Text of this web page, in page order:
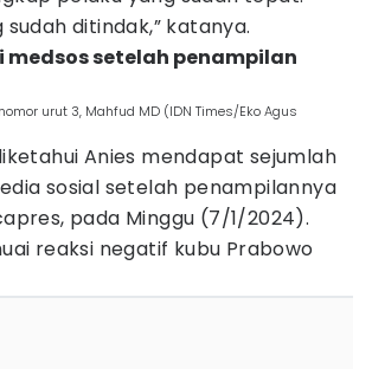
sudah ditindak,” katanya.
medsos setelah penampilan
urut 3, Mahfud MD (IDN Times/Eko Agus
Anies mendapat sejumlah
sosial setelah penampilannya
pada Minggu (7/1/2024).
reaksi negatif kubu Prabowo